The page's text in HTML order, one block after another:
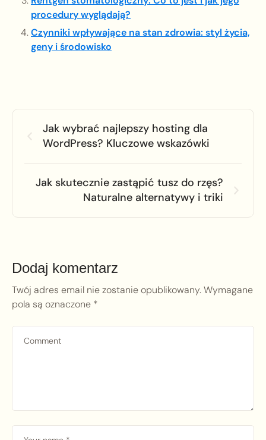
procedury wyglądają?
Czynniki wpływające na stan zdrowia: styl życia,
geny i środowisko
Jak wybrać najlepszy hosting dla
WordPress? Kluczowe wskazówki
Jak skutecznie zastąpić tusz do rzęs?
Naturalne alternatywy i triki
Dodaj komentarz
Twój adres email nie zostanie opublikowany.Wymagane
pola są oznaczone *